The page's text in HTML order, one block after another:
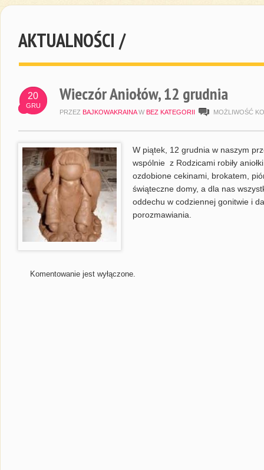
AKTUALNOŚCI /
20
GRU
Wieczór Aniołów, 12 grudnia
PRZEZ BAJKOWAKRAINA W BEZ KATEGORII MOŻLIWOŚĆ
W piątek, 12 grudnia w naszym
wspólnie z Rodzicami robiły
ozdobione cekinami, brokatem,
świąteczne domy, a dla nas
oddechu w codziennej gonitwie i
porozmawiania.
Komentowanie jest wyłączone.